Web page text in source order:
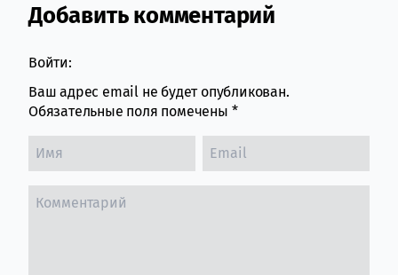
Comment section
Добавить комментарий
Войти:
Ваш адрес email не будет опубликован.
Обязательные поля помечены *